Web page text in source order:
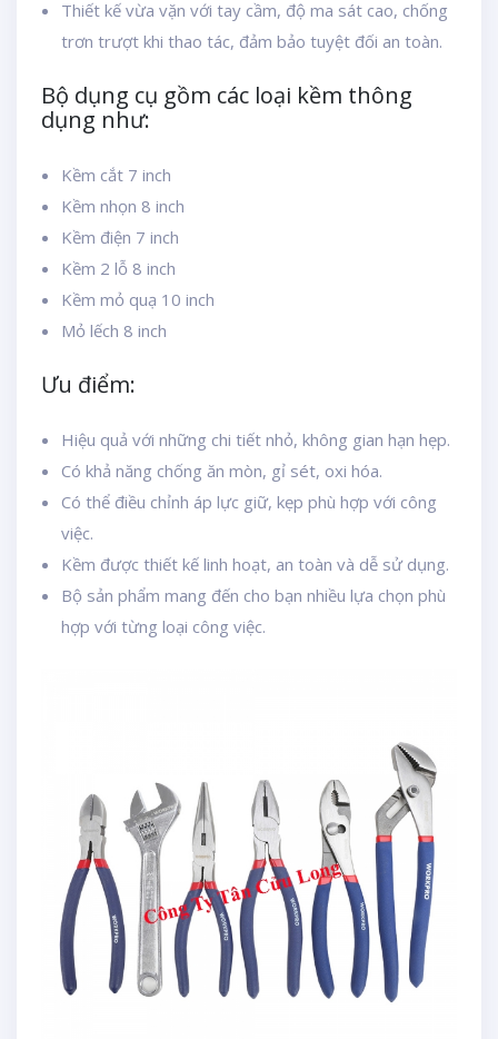
Thiết kế vừa vặn với tay cầm, độ ma sát cao, chống
trơn trượt khi thao tác, đảm bảo tuyệt đối an toàn.
Bộ dụng cụ gồm các loại kềm thông
dụng như:
Kềm cắt 7 inch
Kềm nhọn 8 inch
Kềm điện 7 inch
Kềm 2 lỗ 8 inch
Kềm mỏ quạ 10 inch
Mỏ lếch 8 inch
Ưu điểm:
Hiệu quả với những chi tiết nhỏ, không gian hạn hẹp.
Có khả năng chống ăn mòn, gỉ sét, oxi hóa.
Có thể điều chỉnh áp lực giữ, kẹp phù hợp với công
việc.
Kềm được thiết kế linh hoạt, an toàn và dễ sử dụng.
Bộ sản phẩm mang đến cho bạn nhiều lựa chọn phù
hợp với từng loại công việc.